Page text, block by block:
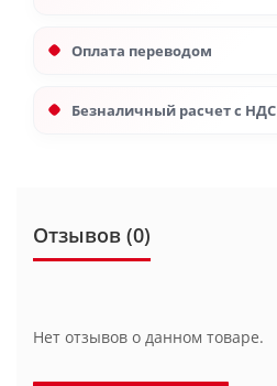
Оплата переводом
Безналичный расчет с НДС
Отзывов (0)
Нет отзывов о данном товаре.